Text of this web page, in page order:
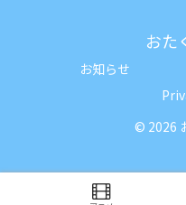
おた
お知らせ
© 2026